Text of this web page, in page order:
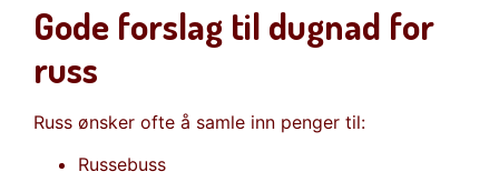
Gode forslag til dugnad for
russ
Russ ønsker ofte å samle inn penger til:
Russebuss